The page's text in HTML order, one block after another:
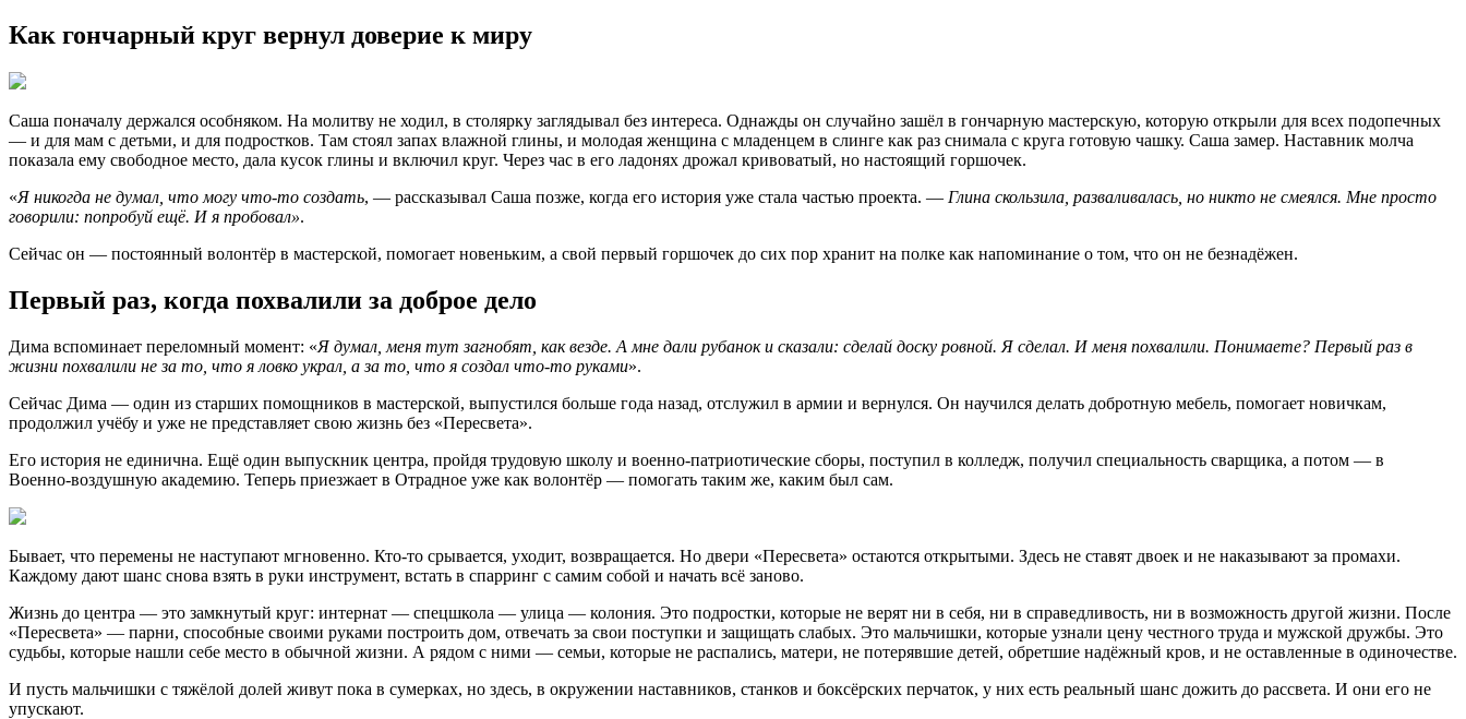
Как гончарный круг вернул доверие к миру
Саша поначалу держался особняком. На молитву не ходил, в столярку заглядывал без интереса. Однажды он случайно зашёл в гончарную мастерскую, которую открыли для всех подопечных
— и для мам с детьми, и для подростков. Там стоял запах влажной глины, и молодая женщина с младенцем в слинге как раз снимала с круга готовую чашку. Саша замер. Наставник молча
показала ему свободное место, дала кусок глины и включил круг. Через час в его ладонях дрожал кривоватый, но настоящий горшочек.
«Я никогда не думал, что могу что-то создать, — рассказывал Саша позже, когда его история уже стала частью проекта. — Глина скользила, разваливалась, но никто не смеялся. Мне просто
говорили: попробуй ещё. И я пробовал».
Сейчас он — постоянный волонтёр в мастерской, помогает новеньким, а свой первый горшочек до сих пор хранит на полке как напоминание о том, что он не безнадёжен.
Первый раз, когда похвалили за доброе дело
Дима вспоминает переломный момент: «Я думал, меня тут загнобят, как везде. А мне дали рубанок и сказали: сделай доску ровной. Я сделал. И меня похвалили. Понимаете? Первый раз в
жизни похвалили не за то, что я ловко украл, а за то, что я создал что-то руками».
Сейчас Дима — один из старших помощников в мастерской, выпустился больше года назад, отслужил в армии и вернулся. Он научился делать добротную мебель, помогает новичкам,
продолжил учёбу и уже не представляет свою жизнь без «Пересвета».
Его история не единична. Ещё один выпускник центра, пройдя трудовую школу и военно‑патриотические сборы, поступил в колледж, получил специальность сварщика, а потом — в
Военно‑воздушную академию. Теперь приезжает в Отрадное уже как волонтёр — помогать таким же, каким был сам.
Бывает, что перемены не наступают мгновенно. Кто-то срывается, уходит, возвращается. Но двери «Пересвета» остаются открытыми. Здесь не ставят двоек и не наказывают за промахи.
Каждому дают шанс снова взять в руки инструмент, встать в спарринг с самим собой и начать всё заново.
Жизнь до центра — это замкнутый круг: интернат — спецшкола — улица — колония. Это подростки, которые не верят ни в себя, ни в справедливость, ни в возможность другой жизни. После
«Пересвета» — парни, способные своими руками построить дом, отвечать за свои поступки и защищать слабых. Это мальчишки, которые узнали цену честного труда и мужской дружбы. Это
судьбы, которые нашли себе место в обычной жизни. А рядом с ними — семьи, которые не распались, матери, не потерявшие детей, обретшие надёжный кров, и не оставленные в одиночестве.
И пусть мальчишки с тяжёлой долей живут пока в сумерках, но здесь, в окружении наставников, станков и боксёрских перчаток, у них есть реальный шанс дожить до рассвета. И они его не
упускают.